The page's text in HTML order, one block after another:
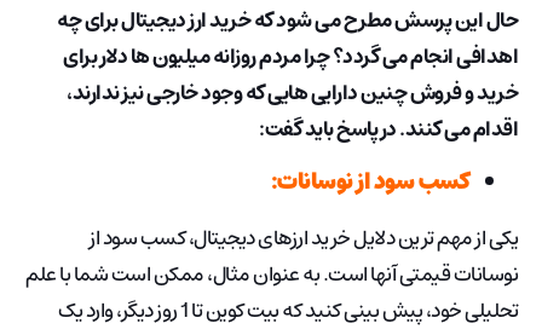
حال این پرسش مطرح می شود که خرید ارز دیجیتال برای چه
اهدافی انجام می گردد؟ چرا مردم روزانه میلیون ها دلار برای
خرید و فروش چنین دارایی هایی که وجود خارجی نیز ندارند،
اقدام می کنند. در پاسخ باید گفت:
کسب سود از نوسانات:
یکی از مهم ترین دلایل خرید ارزهای دیجیتال، کسب سود از
نوسانات قیمتی آنها است. به عنوان مثال، ممکن است شما با علم
تحلیلی خود، پیش بینی کنید که بیت کوین تا 1 روز دیگر، وارد یک